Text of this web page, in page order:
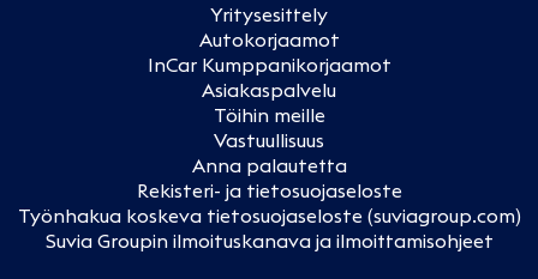
Yritysesittely
Autokorjaamot
InCar Kumppanikorjaamot
Asiakaspalvelu
Töihin meille
Vastuullisuus
Anna palautetta
Rekisteri- ja tietosuojaseloste
Työnhakua koskeva tietosuojaseloste (suviagroup.com)
Suvia Groupin ilmoituskanava ja ilmoittamisohjeet